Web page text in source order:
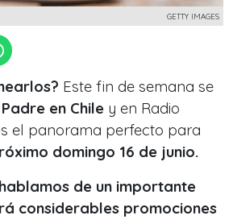
GETTY IMAGES
Este fin de semana se
en Chile y en Radio
el panorama perfecto para
domingo 16 de junio.
hablamos de un importante
considerables promociones